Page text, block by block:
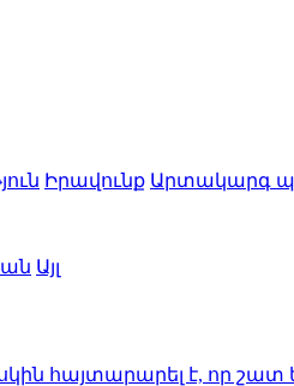
Իրավունք Արտակարգ
Այլ
է, որ շատ երկրներ